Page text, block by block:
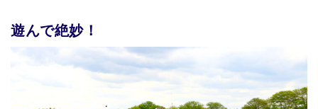
遊んで絶妙！